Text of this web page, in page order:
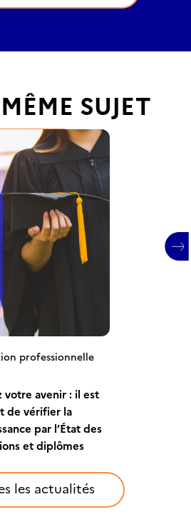
SUJET
professionnelle
votre avenir : il est
de vérifier la
par l’État des
et diplômes
clics si
est
est-il
les actualités